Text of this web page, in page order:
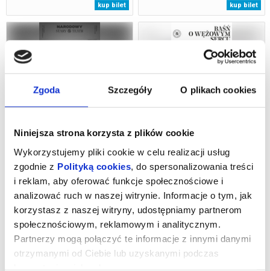
Zgoda Szczegóły O plikach cookies
Niniejsza strona korzysta z plików cookie
Wykorzystujemy pliki cookie w celu realizacji usług
zgodnie z Polityką cookies , do spersonalizowania treści
i reklam, aby oferować funkcje społecznościowe i
analizować ruch w naszej witrynie. Informacje o tym, jak
korzystasz z naszej witryny, udostępniamy partnerom
społecznościowym, reklamowym i analitycznym.
Partnerzy mogą połączyć te informacje z innymi danymi
otrzymanymi od Ciebie lub uzyskanymi podczas
kup bilet
kup bilet
13.09.2026, Kraków
kup bilet
26.09.2026, Kraków